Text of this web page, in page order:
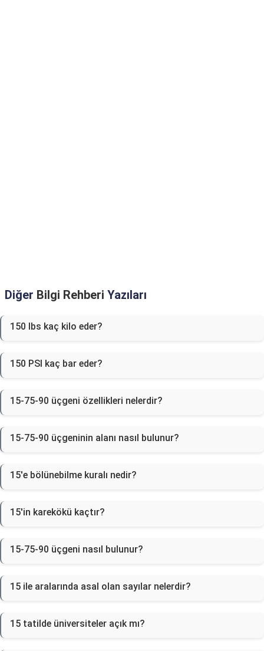
Diğer Bilgi Rehberi Yazıları
150 lbs kaç kilo eder?
150 PSI kaç bar eder?
15-75-90 üçgeni özellikleri nelerdir?
15-75-90 üçgeninin alanı nasıl bulunur?
15'e bölünebilme kuralı nedir?
15'in karekökü kaçtır?
15-75-90 üçgeni nasıl bulunur?
15 ile aralarında asal olan sayılar nelerdir?
15 tatilde üniversiteler açık mı?